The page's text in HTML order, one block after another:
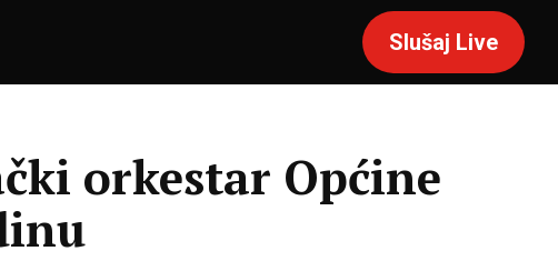
Slušaj Live
orkestar Općine